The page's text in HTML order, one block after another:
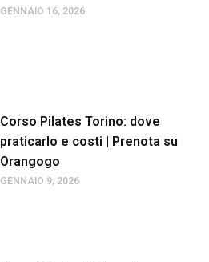
GENNAIO 16, 2026
Corso Pilates Torino: dove
praticarlo e costi | Prenota su
Orangogo
GENNAIO 9, 2026